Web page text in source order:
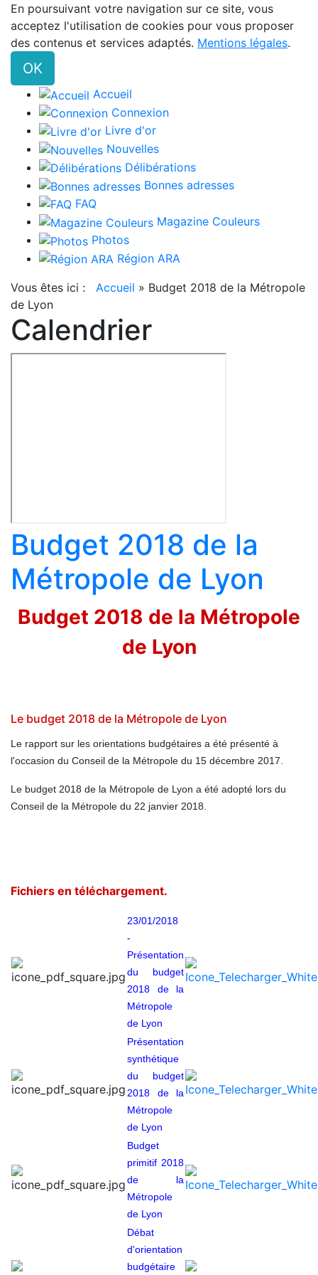
En poursuivant votre navigation sur ce site, vous
acceptez l'utilisation de cookies pour vous proposer
des contenus et services adaptés. Mentions légales.
OK
Accueil
Connexion
Livre d'or
Nouvelles
Délibérations
Bonnes adresses
FAQ
Magazine Couleurs
Photos
Région ARA
Vous êtes ici : Accueil » Budget 2018 de la Métropole
de Lyon
Calendrier
Budget 2018 de la
Métropole de Lyon
Budget 2018 de la Métropole
de Lyon
Le budget 2018 de la Métropole de Lyon
Le rapport sur les orientations budgétaires a été présenté à
l'occasion du Conseil de la Métropole du 15 décembre 2017.
Le budget 2018 de la Métropole de Lyon a été adopté lors du
Conseil de la Métropole du 22 janvier 2018.
Fichiers en téléchargement.
23/01/2018
-
Présentation
du budget
2018 de la
Métropole
de Lyon
Présentation
synthétique
du budget
2018 de la
Métropole
de Lyon
Budget
primitif 2018
de la
Métropole
de Lyon
Débat
d'orientation
budgétaire